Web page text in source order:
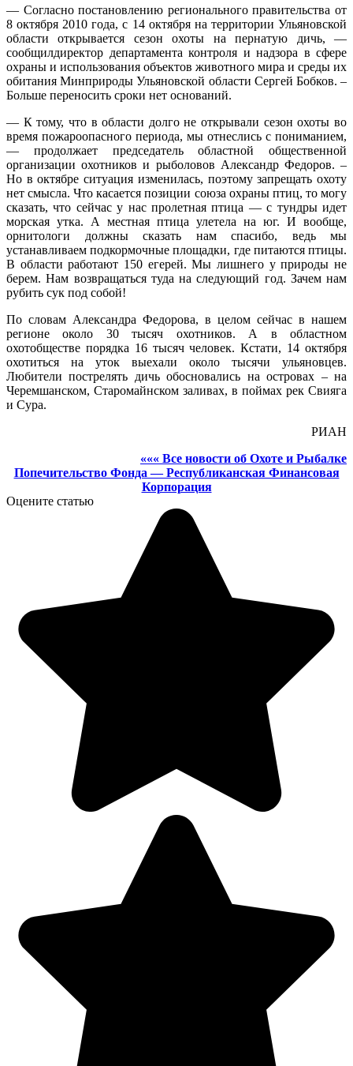
— Согласно постановлению регионального правительства от
8 октября 2010 года, с 14 октября на территории Ульяновской
области открывается сезон охоты на пернатую дичь, —
сообщилдиректор департамента контроля и надзора в сфере
охраны и использования объектов животного мира и среды их
обитания Минприроды Ульяновской области Сергей Бобков. –
Больше переносить сроки нет оснований.
— К тому, что в области долго не открывали сезон охоты во
время пожароопасного периода, мы отнеслись с пониманием,
— продолжает председатель областной общественной
организации охотников и рыболовов Александр Федоров. –
Но в октябре ситуация изменилась, поэтому запрещать охоту
нет смысла. Что касается позиции союза охраны птиц, то могу
сказать, что сейчас у нас пролетная птица — с тундры идет
морская утка. А местная птица улетела на юг. И вообще,
орнитологи должны сказать нам спасибо, ведь мы
устанавливаем подкормочные площадки, где питаются птицы.
В области работают 150 егерей. Мы лишнего у природы не
берем. Нам возвращаться туда на следующий год. Зачем нам
рубить сук под собой!
По словам Александра Федорова, в целом сейчас в нашем
регионе около 30 тысяч охотников. А в областном
охотобществе порядка 16 тысяч человек. Кстати, 14 октября
охотиться на уток выехали около тысячи ульяновцев.
Любители пострелять дичь обосновались на островах – на
Черемшанском, Старомайнском заливах, в поймах рек Свияга
и Сура.
РИАН
««« Все новости об Охоте и Рыбалке
Попечительство Фонда — Республиканская Финансовая
Корпорация
Оцените статью